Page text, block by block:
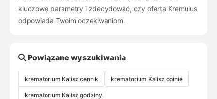
kluczowe parametry i zdecydować, czy oferta Kremulus
odpowiada Twoim oczekiwaniom.
Powiązane wyszukiwania
krematorium Kalisz cennik krematorium Kalisz opinie
krematorium Kalisz godziny